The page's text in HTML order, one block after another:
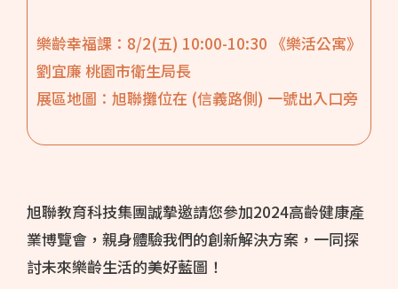
樂齡幸福課：8/2(五) 10:00-10:30 《樂活公寓》
劉宜廉 桃園市衛生局長
展區地圖：旭聯攤位在 (信義路側) 一號出入口旁
旭聯教育科技集團誠摯邀請您參加2024高齡健康產
業博覽會，親身體驗我們的創新解決方案，一同探
討未來樂齡生活的美好藍圖！